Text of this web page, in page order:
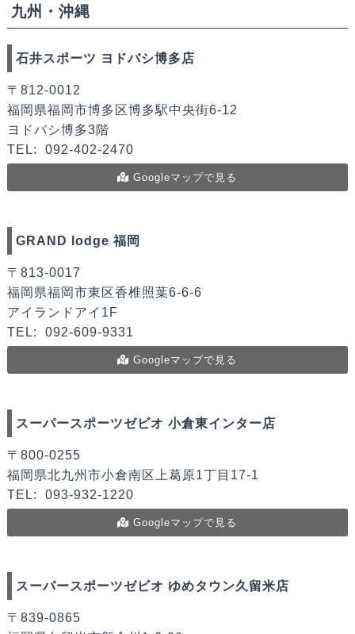
九州・沖縄
石井スポーツ ヨドバシ博多店
〒812-0012
福岡県福岡市博多区博多駅中央街6-12
ヨドバシ博多3階
TEL:
092-402-2470
Googleマップで見る
GRAND lodge 福岡
〒813-0017
福岡県福岡市東区香椎照葉6-6-6
アイランドアイ1F
TEL:
092-609-9331
Googleマップで見る
スーパースポーツゼビオ 小倉東インター店
〒800-0255
福岡県北九州市小倉南区上葛原1丁目17-1
TEL:
093-932-1220
Googleマップで見る
スーパースポーツゼビオ ゆめタウン久留米店
〒839-0865